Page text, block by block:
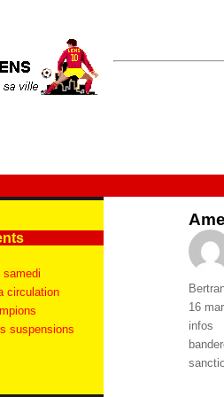
Auteur
Publié
le
16
infos
samedi
circulation
suspensions